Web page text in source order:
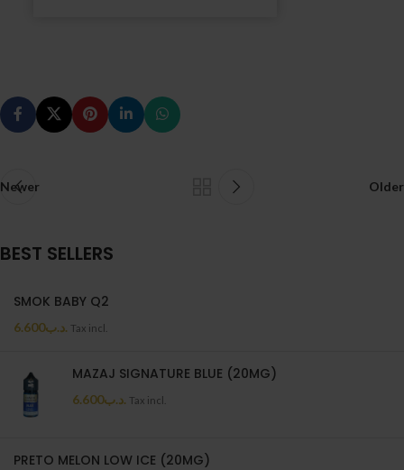
Newer Older
BEST SELLERS
SMOK BABY Q2
.د.ب6.600 Tax incl.
MAZAJ SIGNATURE BLUE (20MG)
.د.ب6.600 Tax incl.
PRETO MELON LOW ICE (20MG)